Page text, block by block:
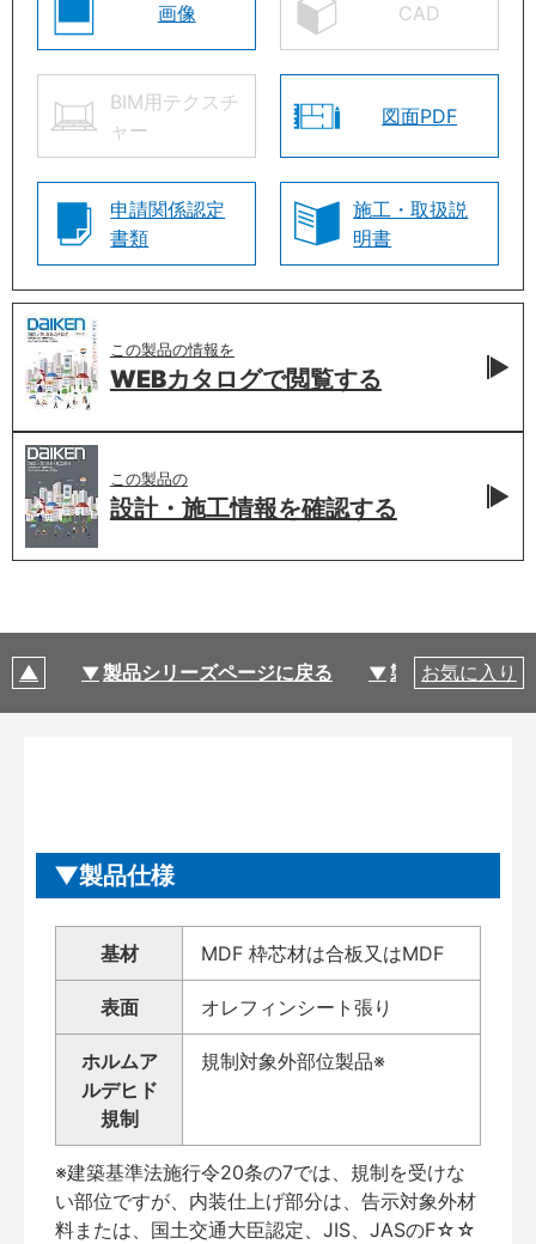
画像 CAD
BIM用テクスチ
ャー
図面PDF
申請関係認定
書類
施工・取扱説
明書
この製品の情報を
WEBカタログで閲覧する
この製品の
設計・施工情報を確認する
製品シリーズページに戻る 製品仕様
お気に入り
製品仕様
基材 MDF 枠芯材は合板又はMDF
表面 オレフィンシート張り
ホルムア
ルデヒド
規制
規制対象外部位製品※
※建築基準法施行令20条の7では、規制を受けな
い部位ですが、内装仕上げ部分は、告示対象外材
料または、国土交通大臣認定、JIS、JASのF☆☆